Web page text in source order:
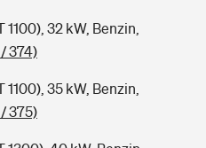
1100), 32 kW, Benzin,
374)
1100), 35 kW, Benzin,
375)